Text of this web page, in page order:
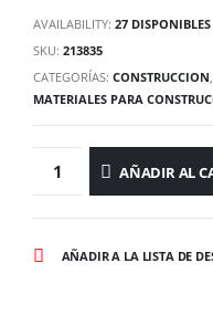
AVAILABILITY: 27 DISPONIBLES
SKU: 213835
CATEGORÍAS: CONSTRUCCION
MATERIALES PARA
AÑADIR AL
AÑADIR A LA LISTA DE